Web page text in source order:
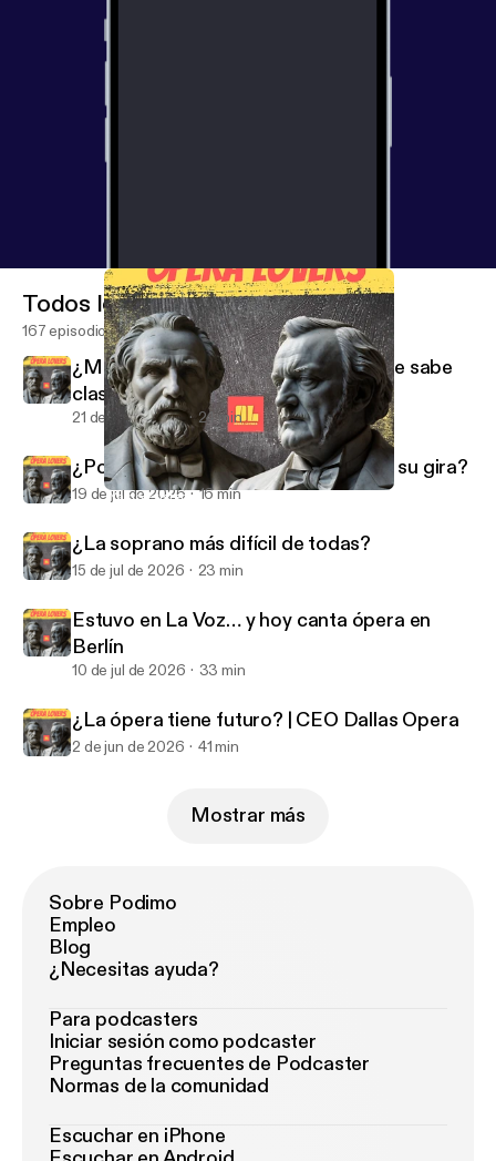
¿Ya no existen los tenores italianos como antes?
Todos los episodios
167 episodios
¿Mezzo o soprano? La voz que nadie sabe
clasificar
21 de jul de 2026 24 min
¿Por qué Javier Camarena la invitó a su gira?
19 de jul de 2026 16 min
¿La soprano más difícil de todas?
15 de jul de 2026 23 min
Estuvo en La Voz… y hoy canta ópera en
Berlín
10 de jul de 2026 33 min
¿La ópera tiene futuro? | CEO Dallas Opera
2 de jun de 2026 41 min
Mostrar más
Sobre Podimo
Empleo
Blog
¿Necesitas ayuda?
Para podcasters
Iniciar sesión como podcaster
Preguntas frecuentes de Podcaster
Normas de la comunidad
Escuchar en iPhone